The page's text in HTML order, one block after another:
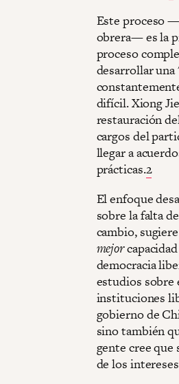
Este proceso
obrera— es la
proceso
desarrollar
difícil. Xiong
restauración
cargos del
llegar a
prácticas.2
El enfoque
sobre la falta
cambio,
mejor
democracia
estudios sobre
instituciones
gobierno de
sino también
gente cree
de los